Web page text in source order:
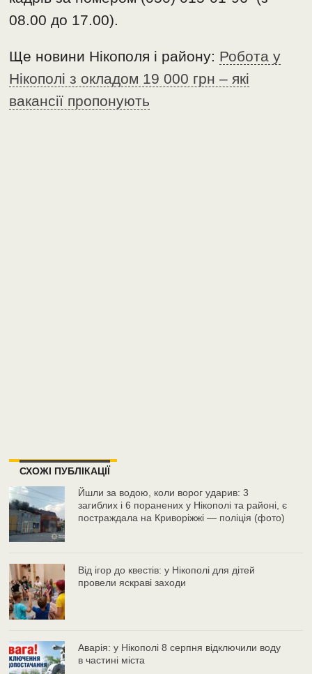
08.00 до 17.00).
Ще новини Нікополя і району: Робота у
Нікополі з окладом 19 000 грн – які
вакансії пропонують
СХОЖІ ПУБЛІКАЦІЇ
Йшли за водою, коли ворог ударив: 3
загиблих і 6 поранених у Нікополі та районі, є
постраждала на Криворіжжі — поліція (фото)
Від ігор до квестів: у Нікополі для дітей
провели яскраві заходи
Аварія: у Нікополі 8 серпня відключили воду
в частині міста